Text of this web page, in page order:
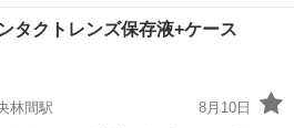
備品付き寮完備＆赴任旅費会社負担◎
イハツ車の製造 大手自
その他
タクトレンズ保存液+ケース
林間駅
8月10日